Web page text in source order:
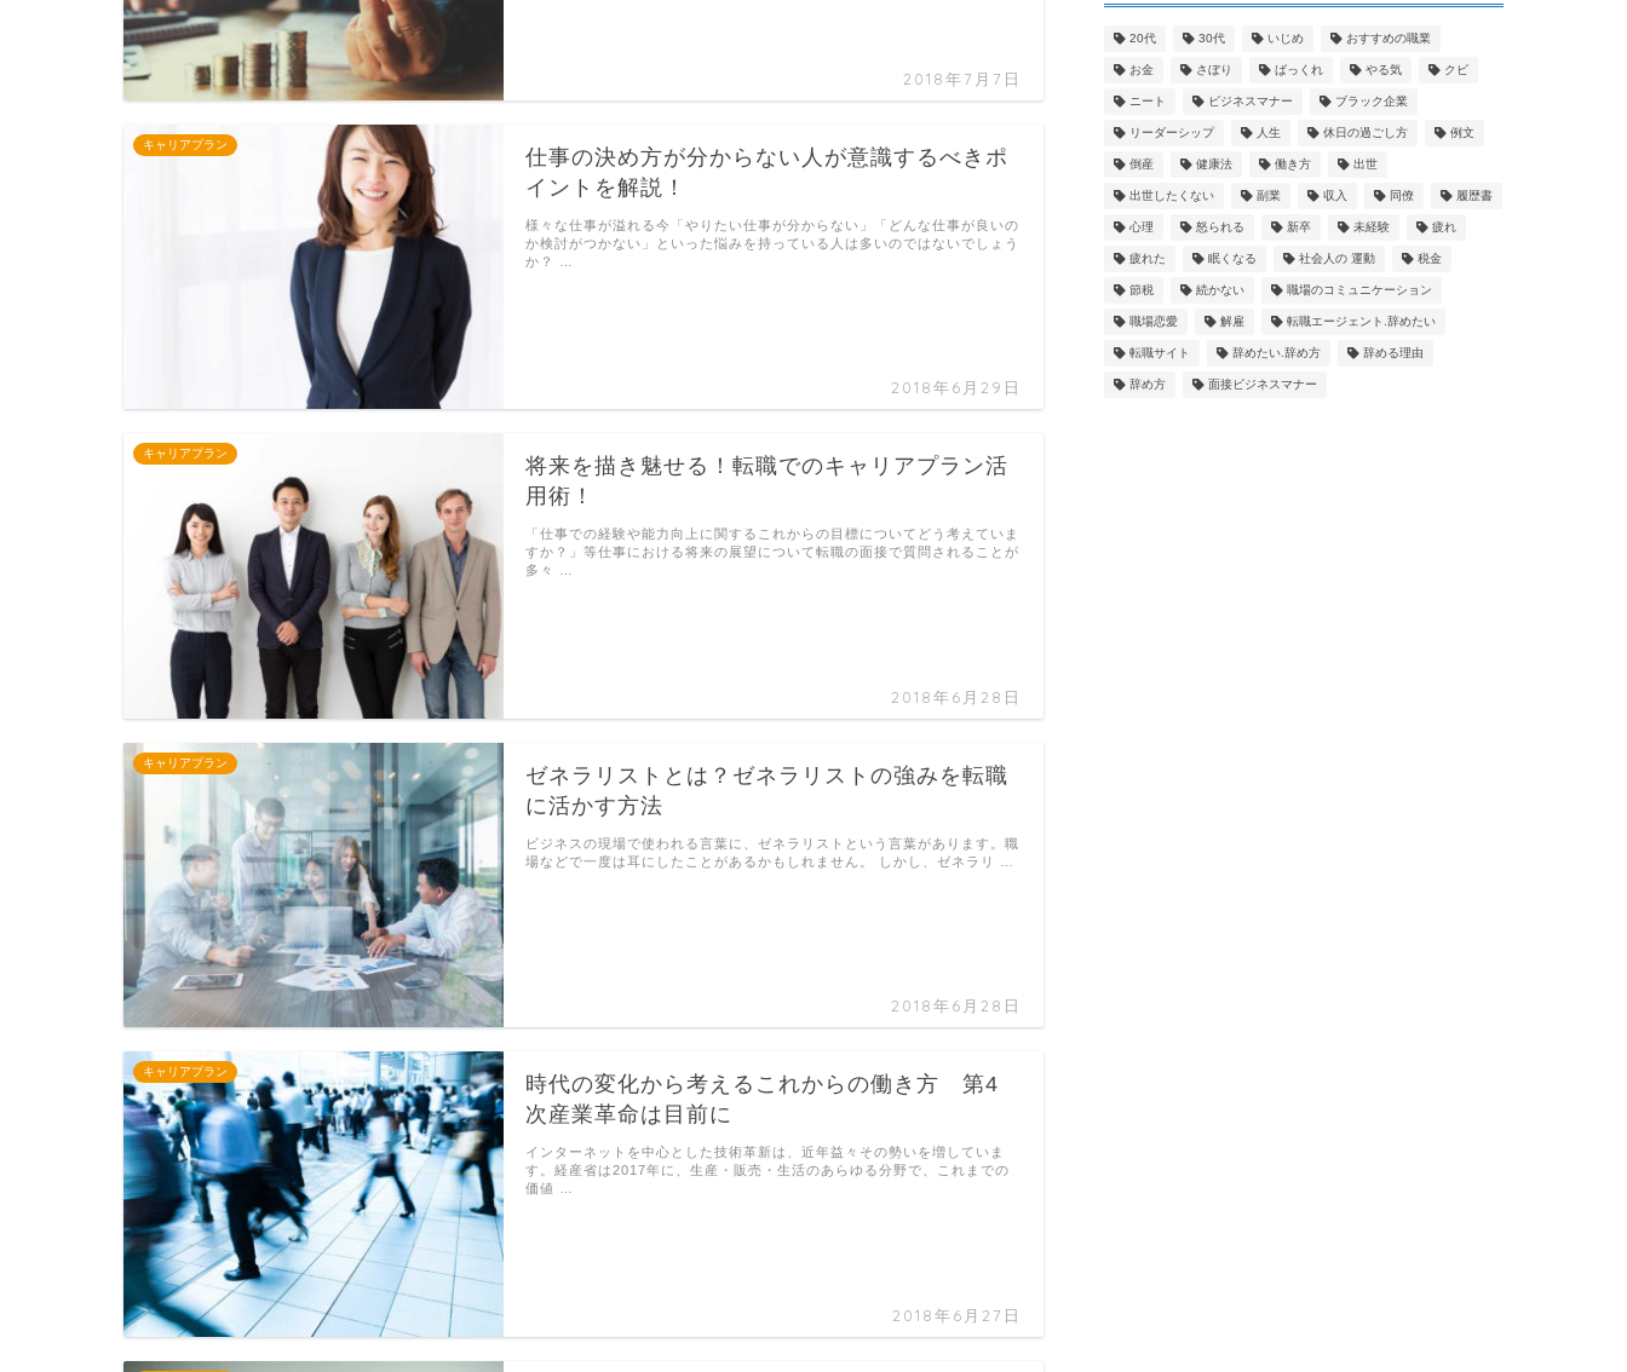
2018年7月7日
キャリアプラン
仕事の決め方が分からない人が意識するべきポ
イントを解説！
2018年6月29日
様々な仕事が溢れる今「やりたい仕事が分からない」「どんな仕事が良いの
か検討がつかない」といった悩みを持っている人は多いのではないでしょう
か？ …
キャリアプラン
将来を描き魅せる！転職でのキャリアプラン活
用術！
2018年6月28日
「仕事での経験や能力向上に関するこれからの目標についてどう考えていま
すか？」等仕事における将来の展望について転職の面接で質問されることが
多々 …
キャリアプラン
ゼネラリストとは？ゼネラリストの強みを転職
に活かす方法
2018年6月28日
ビジネスの現場で使われる言葉に、ゼネラリストという言葉があります。職
場などで一度は耳にしたことがあるかもしれません。 しかし、ゼネラリ …
キャリアプラン
時代の変化から考えるこれからの働き方 第4
次産業革命は目前に
2018年6月27日
インターネットを中心とした技術革新は、近年益々その勢いを増していま
す。経産省は2017年に、生産・販売・生活のあらゆる分野で、これまでの
価値 …
20代 30代 いじめ おすすめの職業
お金 さぼり ばっくれ やる気 クビ
ニート ビジネスマナー ブラック企業
リーダーシップ 人生 休日の過ごし方 例文
倒産 健康法 働き方 出世
出世したくない 副業 収入 同僚 履歴書
心理 怒られる 新卒 未経験 疲れ
疲れた 眠くなる 社会人の 運動 税金
節税 続かない 職場のコミュニケーション
職場恋愛 解雇 転職エージェント.辞めたい
転職サイト 辞めたい.辞め方 辞める理由
辞め方 面接ビジネスマナー